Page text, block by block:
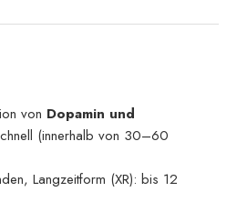
von Dopamin und
(innerhalb von 30–60
Langzeitform (XR): bis 12